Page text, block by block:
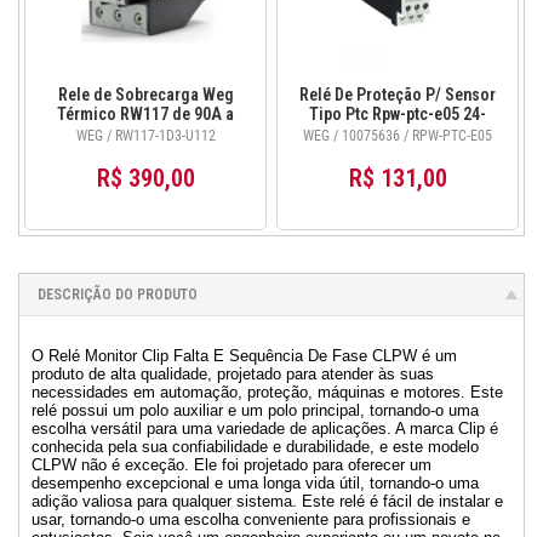
Rele de Sobrecarga Weg
Térmico RW117 de 90A a
112A para CWM
WEG / RW117-1D3-U112
R$ 390,00
Relé De Proteção P/ Sensor
Tipo Ptc Rpw-ptc-e05 24-
240v Weg - 10075636
WEG / 10075636 / RPW-PTC-E05
R$ 131,00
DESCRIÇÃO DO PRODUTO
O Relé Monitor Clip Falta E Sequência De Fase CLPW é um
produto de alta qualidade, projetado para atender às suas
necessidades em automação, proteção, máquinas e motores. Este
relé possui um polo auxiliar e um polo principal, tornando-o uma
escolha versátil para uma variedade de aplicações. A marca Clip é
conhecida pela sua confiabilidade e durabilidade, e este modelo
CLPW não é exceção. Ele foi projetado para oferecer um
desempenho excepcional e uma longa vida útil, tornando-o uma
adição valiosa para qualquer sistema. Este relé é fácil de instalar e
usar, tornando-o uma escolha conveniente para profissionais e